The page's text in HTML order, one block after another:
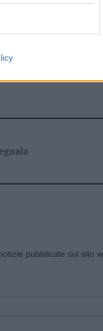
pubblicate sul sito